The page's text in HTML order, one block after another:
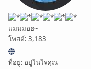
แมมมอธ~
โพสต์: 3,183
ที่อยู่: อยู่ในใจคุณ